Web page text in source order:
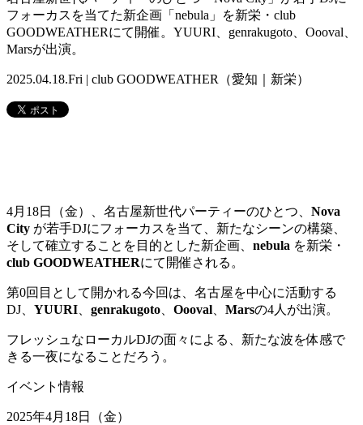
フォーカスを当てた新企画「nebula」を新栄・club
GOODWEATHERにて開催。YUURI、genrakugoto、Oooval、
Marsが出演。
2025.04.18.Fri | club GOODWEATHER（愛知｜新栄）
4月18日（金）、名古屋新世代パーティーのひとつ、 Nova
City が若手DJにフォーカスを当て、新たなシーンの構築、
そして確立することを目的とした新企画、 nebula を新栄・
club GOODWEATHERにて開催される。
第0回目として開かれる今回は、名古屋を中心に活動する
DJ、 YUURI genrakugoto Oooval Marsの4人が出演。
フレッシュなローカルDJの面々による、新たな波を体感で
きる一夜になることだろう。
イベント情報
2025年4月18日（金）